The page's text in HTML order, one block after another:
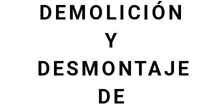
DEMOLICIÓN
Y
DESMONTAJE
DE